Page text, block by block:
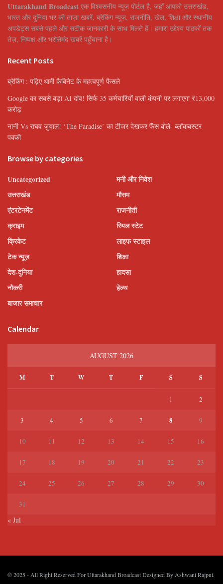
Uttarakhand Broadcast एक विश्वसनीय न्यूज़ पोर्टल है, जहाँ आपको उत्तराखंड,
भारत और दुनिया भर की ताज़ा खबरें, ब्रेकिंग न्यूज़, राजनीति, खेल, शिक्षा और स्थानीय
अपडेट्स सबसे पहले और सटीक जानकारी के साथ मिलते हैं। हमारा उद्देश्य पाठकों तक
तेज़, निष्पक्ष और भरोसेमंद खबरें पहुँचाना है।
Recent Posts
ब्रेकिंग : पढ़िए धामी कैबिनेट के महत्वपूर्ण फैसले
Google का सबसे बड़ा AI दांव! सिर्फ 35 कर्मचारियों वाली कंपनी पर लगाएगा ₹13,000
करोड़
नानी Vs राघव जुयाल! ‘The Paradise’ का टीजर देखकर फैंस बोले- ब्लॉकबस्टर
पक्की
Browse by categories
Uncategorized
उत्तराखंड
एंटरटेनमेंट
क्राइम
क्रिकेट
टेक न्यूज़
देश-दुनिया
नौकरी
बाजार समाचार
मनी और निवेश
मौसम
राजनीती
रियल स्टेट
लाइफ स्टाइल
शिक्षा
हादसा
हेल्थ
Calendar
AUGUST 2026
M T W T F S S
1 2
3 4 5 6 7 8 9
10 11 12 13 14 15 16
17 18 19 20 21 22 23
24 25 26 27 28 29 30
31
« Jul
© 2025 - All Right Reserved For Uttarakhand Broadcast Designed By Ashwani Rajput.